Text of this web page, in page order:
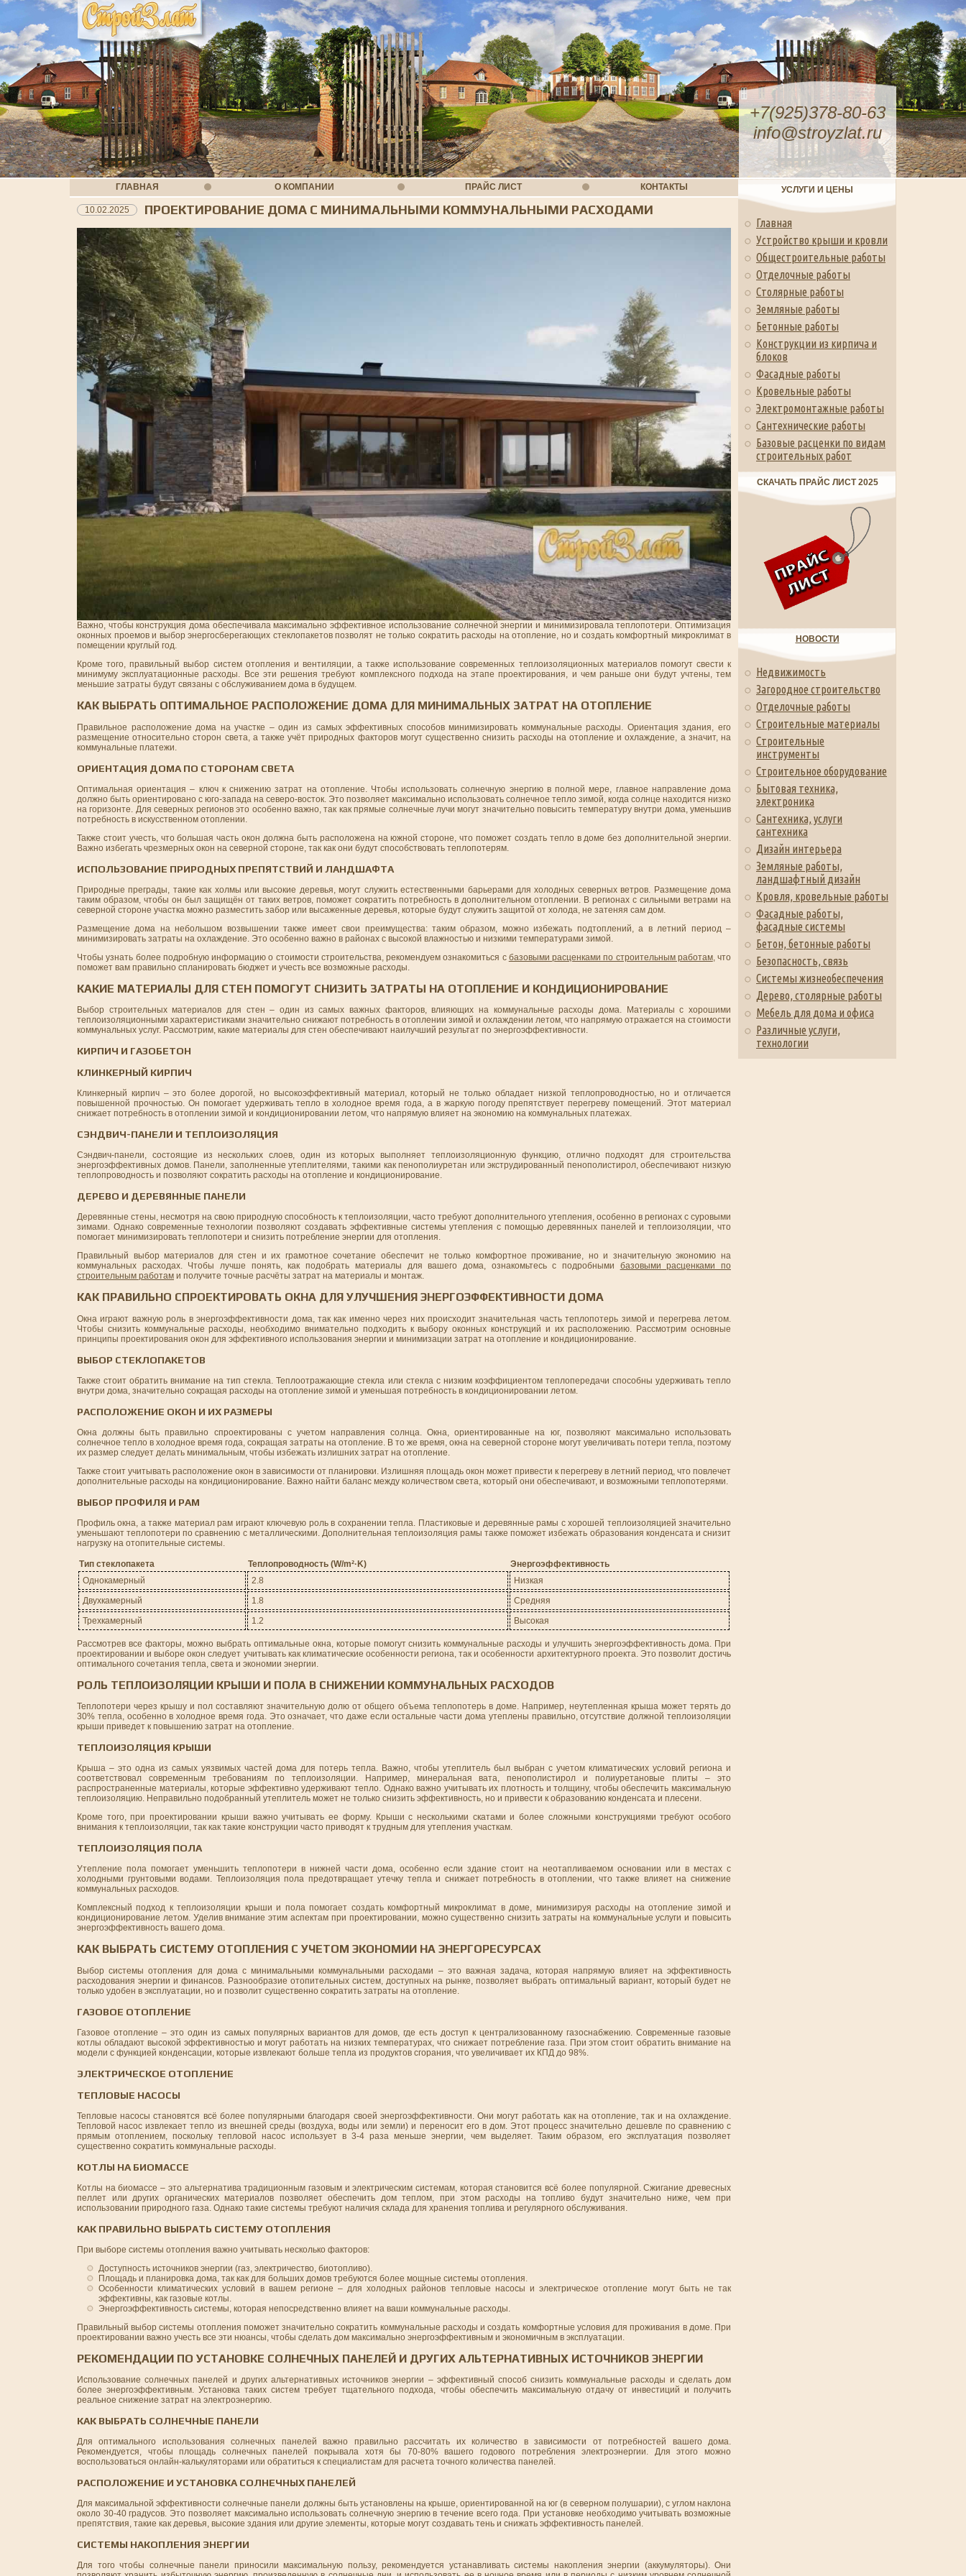
+7(925)378-80-63
info@stroyzlat.ru
ГЛАВНАЯ О КОМПАНИИ ПРАЙС ЛИСТ КОНТАКТЫ
10.02.2025 ПРОЕКТИРОВАНИЕ ДОМА С МИНИМАЛЬНЫМИ КОММУНАЛЬНЫМИ РАСХОДАМИ
Важно, чтобы конструкция дома обеспечивала максимально эффективное использование солнечной энергии и минимизировала теплопотери. Оптимизация
оконных проемов и выбор энергосберегающих стеклопакетов позволят не только сократить расходы на отопление, но и создать комфортный микроклимат в
помещении круглый год.
Кроме того, правильный выбор систем отопления и вентиляции, а также использование современных теплоизоляционных материалов помогут свести к
минимуму эксплуатационные расходы. Все эти решения требуют комплексного подхода на этапе проектирования, и чем раньше они будут учтены, тем
меньшие затраты будут связаны с обслуживанием дома в будущем.
КАК ВЫБРАТЬ ОПТИМАЛЬНОЕ РАСПОЛОЖЕНИЕ ДОМА ДЛЯ МИНИМАЛЬНЫХ ЗАТРАТ НА ОТОПЛЕНИЕ
Правильное расположение дома на участке – один из самых эффективных способов минимизировать коммунальные расходы. Ориентация здания, его
размещение относительно сторон света, а также учёт природных факторов могут существенно снизить расходы на отопление и охлаждение, а значит, на
коммунальные платежи.
ОРИЕНТАЦИЯ ДОМА ПО СТОРОНАМ СВЕТА
Оптимальная ориентация – ключ к снижению затрат на отопление. Чтобы использовать солнечную энергию в полной мере, главное направление дома
должно быть ориентировано с юго-запада на северо-восток. Это позволяет максимально использовать солнечное тепло зимой, когда солнце находится низко
на горизонте. Для северных регионов это особенно важно, так как прямые солнечные лучи могут значительно повысить температуру внутри дома, уменьшив
потребность в искусственном отоплении.
Также стоит учесть, что большая часть окон должна быть расположена на южной стороне, что поможет создать тепло в доме без дополнительной энергии.
Важно избегать чрезмерных окон на северной стороне, так как они будут способствовать теплопотерям.
ИСПОЛЬЗОВАНИЕ ПРИРОДНЫХ ПРЕПЯТСТВИЙ И ЛАНДШАФТА
Природные преграды, такие как холмы или высокие деревья, могут служить естественными барьерами для холодных северных ветров. Размещение дома
таким образом, чтобы он был защищён от таких ветров, поможет сократить потребность в дополнительном отоплении. В регионах с сильными ветрами на
северной стороне участка можно разместить забор или высаженные деревья, которые будут служить защитой от холода, не затеняя сам дом.
Размещение дома на небольшом возвышении также имеет свои преимущества: таким образом, можно избежать подтоплений, а в летний период –
минимизировать затраты на охлаждение. Это особенно важно в районах с высокой влажностью и низкими температурами зимой.
Чтобы узнать более подробную информацию о стоимости строительства, рекомендуем ознакомиться с базовыми расценками по строительным работам, что
поможет вам правильно спланировать бюджет и учесть все возможные расходы.
КАКИЕ МАТЕРИАЛЫ ДЛЯ СТЕН ПОМОГУТ СНИЗИТЬ ЗАТРАТЫ НА ОТОПЛЕНИЕ И КОНДИЦИОНИРОВАНИЕ
Выбор строительных материалов для стен – один из самых важных факторов, влияющих на коммунальные расходы дома. Материалы с хорошими
теплоизоляционными характеристиками значительно снижают потребность в отоплении зимой и охлаждении летом, что напрямую отражается на стоимости
коммунальных услуг. Рассмотрим, какие материалы для стен обеспечивают наилучший результат по энергоэффективности.
КИРПИЧ И ГАЗОБЕТОН
КЛИНКЕРНЫЙ КИРПИЧ
Клинкерный кирпич – это более дорогой, но высокоэффективный материал, который не только обладает низкой теплопроводностью, но и отличается
повышенной прочностью. Он помогает удерживать тепло в холодное время года, а в жаркую погоду препятствует перегреву помещений. Этот материал
снижает потребность в отоплении зимой и кондиционировании летом, что напрямую влияет на экономию на коммунальных платежах.
СЭНДВИЧ-ПАНЕЛИ И ТЕПЛОИЗОЛЯЦИЯ
Сэндвич-панели, состоящие из нескольких слоев, один из которых выполняет теплоизоляционную функцию, отлично подходят для строительства
энергоэффективных домов. Панели, заполненные утеплителями, такими как пенополиуретан или экструдированный пенополистирол, обеспечивают низкую
теплопроводность и позволяют сократить расходы на отопление и кондиционирование.
ДЕРЕВО И ДЕРЕВЯННЫЕ ПАНЕЛИ
Деревянные стены, несмотря на свою природную способность к теплоизоляции, часто требуют дополнительного утепления, особенно в регионах с суровыми
зимами. Однако современные технологии позволяют создавать эффективные системы утепления с помощью деревянных панелей и теплоизоляции, что
помогает минимизировать теплопотери и снизить потребление энергии для отопления.
Правильный выбор материалов для стен и их грамотное сочетание обеспечит не только комфортное проживание, но и значительную экономию на
коммунальных расходах. Чтобы лучше понять, как подобрать материалы для вашего дома, ознакомьтесь с подробными базовыми расценками по
строительным работам и получите точные расчёты затрат на материалы и монтаж.
КАК ПРАВИЛЬНО СПРОЕКТИРОВАТЬ ОКНА ДЛЯ УЛУЧШЕНИЯ ЭНЕРГОЭФФЕКТИВНОСТИ ДОМА
Окна играют важную роль в энергоэффективности дома, так как именно через них происходит значительная часть теплопотерь зимой и перегрева летом.
Чтобы снизить коммунальные расходы, необходимо внимательно подходить к выбору оконных конструкций и их расположению. Рассмотрим основные
принципы проектирования окон для эффективного использования энергии и минимизации затрат на отопление и кондиционирование.
ВЫБОР СТЕКЛОПАКЕТОВ
Также стоит обратить внимание на тип стекла. Теплоотражающие стекла или стекла с низким коэффициентом теплопередачи способны удерживать тепло
внутри дома, значительно сокращая расходы на отопление зимой и уменьшая потребность в кондиционировании летом.
РАСПОЛОЖЕНИЕ ОКОН И ИХ РАЗМЕРЫ
Окна должны быть правильно спроектированы с учетом направления солнца. Окна, ориентированные на юг, позволяют максимально использовать
солнечное тепло в холодное время года, сокращая затраты на отопление. В то же время, окна на северной стороне могут увеличивать потери тепла, поэтому
их размер следует делать минимальным, чтобы избежать излишних затрат на отопление.
Также стоит учитывать расположение окон в зависимости от планировки. Излишняя площадь окон может привести к перегреву в летний период, что повлечет
дополнительные расходы на кондиционирование. Важно найти баланс между количеством света, который они обеспечивают, и возможными теплопотерями.
ВЫБОР ПРОФИЛЯ И РАМ
Профиль окна, а также материал рам играют ключевую роль в сохранении тепла. Пластиковые и деревянные рамы с хорошей теплоизоляцией значительно
уменьшают теплопотери по сравнению с металлическими. Дополнительная теплоизоляция рамы также поможет избежать образования конденсата и снизит
нагрузку на отопительные системы.
Тип стеклопакета Теплопроводность (W/m²·K)
Энергоэффективность
Однокамерный
2.8
Низкая
Двухкамерный
1.8
Средняя
Трехкамерный
1.2 Высокая
Рассмотрев все факторы, можно выбрать оптимальные окна, которые помогут снизить коммунальные расходы и улучшить энергоэффективность дома. При
проектировании и выборе окон следует учитывать как климатические особенности региона, так и особенности архитектурного проекта. Это позволит достичь
оптимального сочетания тепла, света и экономии энергии.
РОЛЬ ТЕПЛОИЗОЛЯЦИИ КРЫШИ И ПОЛА В СНИЖЕНИИ КОММУНАЛЬНЫХ РАСХОДОВ
Теплопотери через крышу и пол составляют значительную долю от общего объема теплопотерь в доме. Например, неутепленная крыша может терять до
30% тепла, особенно в холодное время года. Это означает, что даже если остальные части дома утеплены правильно, отсутствие должной теплоизоляции
крыши приведет к повышению затрат на отопление.
ТЕПЛОИЗОЛЯЦИЯ КРЫШИ
Крыша – это одна из самых уязвимых частей дома для потерь тепла. Важно, чтобы утеплитель был выбран с учетом климатических условий региона и
соответствовал современным требованиям по теплоизоляции. Например, минеральная вата, пенополистирол и полиуретановые плиты – это
распространенные материалы, которые эффективно удерживают тепло. Однако важно учитывать их плотность и толщину, чтобы обеспечить максимальную
теплоизоляцию. Неправильно подобранный утеплитель может не только снизить эффективность, но и привести к образованию конденсата и плесени.
Кроме того, при проектировании крыши важно учитывать ее форму. Крыши с несколькими скатами и более сложными конструкциями требуют особого
внимания к теплоизоляции, так как такие конструкции часто приводят к трудным для утепления участкам.
ТЕПЛОИЗОЛЯЦИЯ ПОЛА
Утепление пола помогает уменьшить теплопотери в нижней части дома, особенно если здание стоит на неотапливаемом основании или в местах с
холодными грунтовыми водами. Теплоизоляция пола предотвращает утечку тепла и снижает потребность в отоплении, что также влияет на снижение
коммунальных расходов.
Комплексный подход к теплоизоляции крыши и пола помогает создать комфортный микроклимат в доме, минимизируя расходы на отопление зимой и
кондиционирование летом. Уделив внимание этим аспектам при проектировании, можно существенно снизить затраты на коммунальные услуги и повысить
энергоэффективность вашего дома.
КАК ВЫБРАТЬ СИСТЕМУ ОТОПЛЕНИЯ С УЧЕТОМ ЭКОНОМИИ НА ЭНЕРГОРЕСУРСАХ
Выбор системы отопления для дома с минимальными коммунальными расходами – это важная задача, которая напрямую влияет на эффективность
расходования энергии и финансов. Разнообразие отопительных систем, доступных на рынке, позволяет выбрать оптимальный вариант, который будет не
только удобен в эксплуатации, но и позволит существенно сократить затраты на отопление.
ГАЗОВОЕ ОТОПЛЕНИЕ
Газовое отопление – это один из самых популярных вариантов для домов, где есть доступ к централизованному газоснабжению. Современные газовые
котлы обладают высокой эффективностью и могут работать на низких температурах, что снижает потребление газа. При этом стоит обратить внимание на
модели с функцией конденсации, которые извлекают больше тепла из продуктов сгорания, что увеличивает их КПД до 98%.
ЭЛЕКТРИЧЕСКОЕ ОТОПЛЕНИЕ
ТЕПЛОВЫЕ НАСОСЫ
Тепловые насосы становятся всё более популярными благодаря своей энергоэффективности. Они могут работать как на отопление, так и на охлаждение.
Тепловой насос извлекает тепло из внешней среды (воздуха, воды или земли) и переносит его в дом. Этот процесс значительно дешевле по сравнению с
прямым отоплением, поскольку тепловой насос использует в 3-4 раза меньше энергии, чем выделяет. Таким образом, его эксплуатация позволяет
существенно сократить коммунальные расходы.
КОТЛЫ НА БИОМАССЕ
Котлы на биомассе – это альтернатива традиционным газовым и электрическим системам, которая становится всё более популярной. Сжигание древесных
пеллет или других органических материалов позволяет обеспечить дом теплом, при этом расходы на топливо будут значительно ниже, чем при
использовании природного газа. Однако такие системы требуют наличия склада для хранения топлива и регулярного обслуживания.
КАК ПРАВИЛЬНО ВЫБРАТЬ СИСТЕМУ ОТОПЛЕНИЯ
При выборе системы отопления важно учитывать несколько факторов:
Доступность источников энергии (газ, электричество, биотопливо).
Площадь и планировка дома, так как для больших домов требуются более мощные системы отопления.
Особенности климатических условий в вашем регионе – для холодных районов тепловые насосы и электрическое отопление могут быть не так
эффективны, как газовые котлы.
Энергоэффективность системы, которая непосредственно влияет на ваши коммунальные расходы.
Правильный выбор системы отопления поможет значительно сократить коммунальные расходы и создать комфортные условия для проживания в доме. При
проектировании важно учесть все эти нюансы, чтобы сделать дом максимально энергоэффективным и экономичным в эксплуатации.
РЕКОМЕНДАЦИИ ПО УСТАНОВКЕ СОЛНЕЧНЫХ ПАНЕЛЕЙ И ДРУГИХ АЛЬТЕРНАТИВНЫХ ИСТОЧНИКОВ ЭНЕРГИИ
Использование солнечных панелей и других альтернативных источников энергии – эффективный способ снизить коммунальные расходы и сделать дом
более энергоэффективным. Установка таких систем требует тщательного подхода, чтобы обеспечить максимальную отдачу от инвестиций и получить
реальное снижение затрат на электроэнергию.
КАК ВЫБРАТЬ СОЛНЕЧНЫЕ ПАНЕЛИ
Для оптимального использования солнечных панелей важно правильно рассчитать их количество в зависимости от потребностей вашего дома.
Рекомендуется, чтобы площадь солнечных панелей покрывала хотя бы 70-80% вашего годового потребления электроэнергии. Для этого можно
воспользоваться онлайн-калькуляторами или обратиться к специалистам для расчета точного количества панелей.
РАСПОЛОЖЕНИЕ И УСТАНОВКА СОЛНЕЧНЫХ ПАНЕЛЕЙ
Для максимальной эффективности солнечные панели должны быть установлены на крыше, ориентированной на юг (в северном полушарии), с углом наклона
около 30-40 градусов. Это позволяет максимально использовать солнечную энергию в течение всего года. При установке необходимо учитывать возможные
препятствия, такие как деревья, высокие здания или другие элементы, которые могут создавать тень и снижать эффективность панелей.
СИСТЕМЫ НАКОПЛЕНИЯ ЭНЕРГИИ
Для того чтобы солнечные панели приносили максимальную пользу, рекомендуется устанавливать системы накопления энергии (аккумуляторы). Они
УСЛУГИ И ЦЕНЫ
Главная
Устройство крыши и кровли
Общестроительные работы
Отделочные работы
Столярные работы
Земляные работы
Бетонные работы
Конструкции из кирпича и
блоков
Фасадные работы
Кровельные работы
Электромонтажные работы
Сантехнические работы
Базовые расценки по видам
строительных работ
СКАЧАТЬ ПРАЙС ЛИСТ 2025
НОВОСТИ
Недвижимость
Загородное строительство
Отделочные работы
Строительные материалы
Строительные
инструменты
Строительное оборудование
Бытовая техника,
электроника
Сантехника, услуги
сантехника
Дизайн интерьера
Земляные работы,
ландшафтный дизайн
Кровля, кровельные работы
Фасадные работы,
фасадные системы
Бетон, бетонные работы
Безопасность, связь
Системы жизнеобеспечения
Дерево, столярные работы
Мебель для дома и офиса
Различные услуги,
технологии